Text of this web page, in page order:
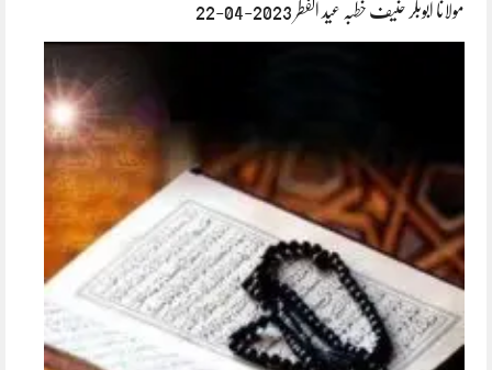
مولانا ابوبکر حنیف خطبہ عید الفطر 2023-04-22